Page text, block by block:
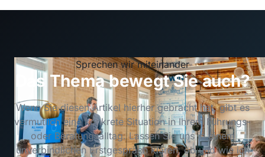
Sprechen wir miteinander
Das Thema bewegt Sie auch?
Wenn Sie diesen Artikel hierher gebracht hat, gibt es
vermutlich eine konkrete Situation in Ihrem Führungs-
oder Beratungsalltag. Lassen Sie uns in einem
unverbindlichen Erstgespräch klären, ob und wie ich